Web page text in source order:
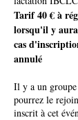
Tarif 40 € à
lorsqu'il y
cas
annulé
Il y a un
pourrez le
inscrit à cet